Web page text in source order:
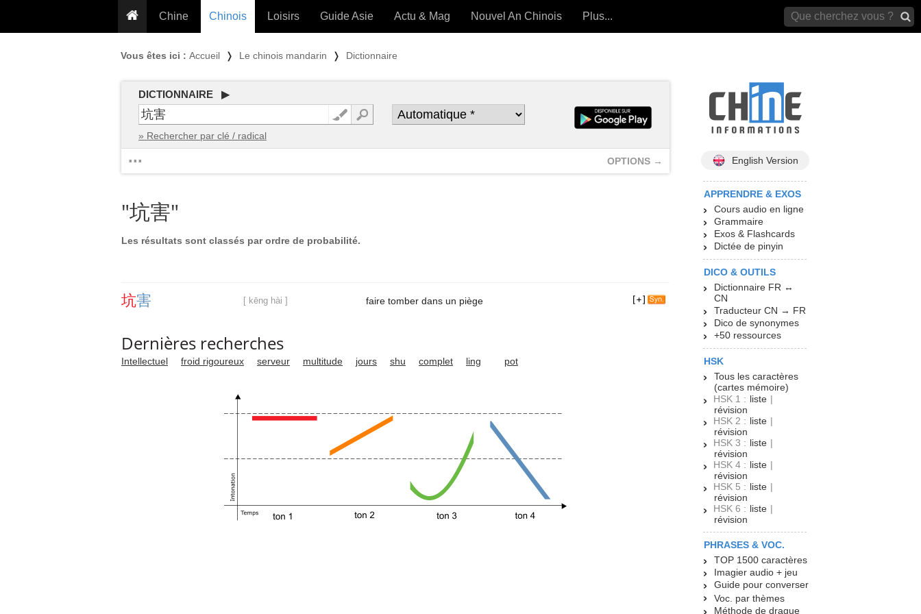
Chine
Conseils voyageurs
Plantes médicinales
Proverbes
Calendrier en ligne
Chinois
Grammaire
Exos & Flashcards
Loisirs
PLUS (24 OUTILS) »
Guide Asie Actu & Mag Nouvel An Chinois Plus...
Vous êtes ici : Accueil ❭ Le chinois mandarin ❭ Dictionnaire
DICTIONNAIRE ▶
» Rechercher par clé / radical
... OPTIONS →
"坑害"
Les résultats sont classés par ordre de probabilité.
坑害 [ kēng hài ] faire tomber dans un piège
Dernières recherches
Intellectuel froid rigoureux serveur multitude jours shu complet ling pot
English Version
APPRENDRE & EXOS
Cours audio en ligne
Grammaire
Exos & Flashcards
Dictée de pinyin
DICO & OUTILS
Dictionnaire FR ↔
CN
Traducteur CN → FR
Dico de synonymes
+50 ressources
HSK
Tous les caractères
(cartes mémoire)
HSK 1 : liste |
révision
HSK 2 : liste |
révision
HSK 3 : liste |
révision
HSK 4 : liste |
révision
HSK 5 : liste |
révision
HSK 6 : liste |
révision
PHRASES & VOC.
TOP 1500 caractères
Imagier audio + jeu
Guide pour converser
Voc. par thèmes
Méthode de drague